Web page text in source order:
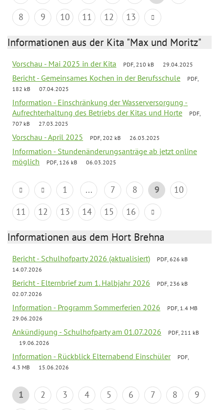
8
9 10 11 12 13
Informationen aus der Kita "Max und Moritz"
Vorschau - Mai 2025 in der Kita PDF, 210 kB 29.04.2025
Bericht - Gemeinsames Kochen in der Berufsschule
PDF,
182 kB
07.04.2025
Information - Einschränkung der Wasserversorgung -
Aufrechterhaltung des Betriebs der Kitas und Horte
PDF,
707 kB
27.03.2025
Vorschau - April 2025 PDF, 202 kB 26.03.2025
Information - Stundenänderungsanträge ab jetzt online
möglich
PDF, 126 kB 06.03.2025
1 ... 7 8 9
10
11
12 13 14 15 16
Informationen aus dem Hort Brehna
Bericht - Schulhofparty 2026 (aktualisiert)
PDF, 626 kB
14.07.2026
Bericht - Elternbrief zum 1. Halbjahr 2026
PDF, 236 kB
02.07.2026
Information - Programm Sommerferien 2026
PDF, 1.4 MB
29.06.2026
Ankündigung - Schulhofparty am 01.07.2026
PDF, 211 kB
19.06.2026
Information - Rückblick Elternabend Einschüler
PDF,
4.3 MB
15.06.2026
1 2 3 4 5 6 7 8
9